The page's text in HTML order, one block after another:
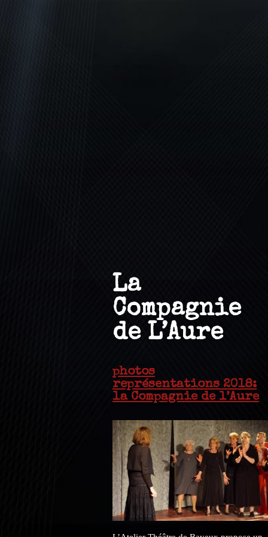
La
Compagnie
de L’Aure
photos
représentations 2018:
la Compagnie de l’Aure